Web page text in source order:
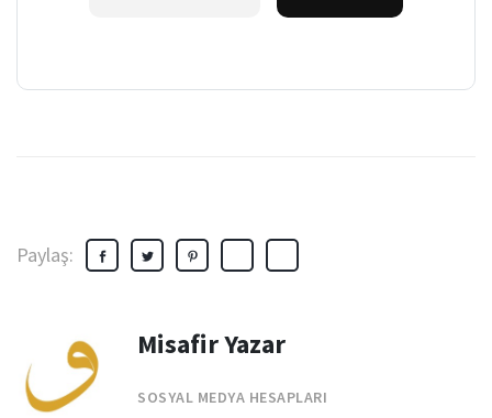
Paylaş:
Misafir Yazar
SOSYAL MEDYA HESAPLARI